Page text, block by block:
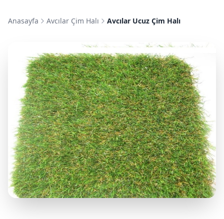
Anasayfa Avcılar Çim Halı Avcılar Ucuz Çim Halı